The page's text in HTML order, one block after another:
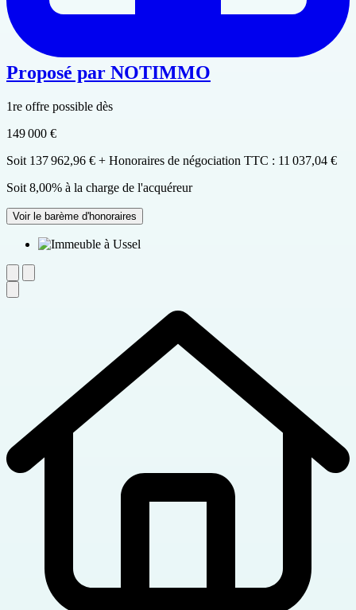
Proposé par NOTIMMO
1re offre possible dès
149 000 €
Soit 137 962,96 € + Honoraires de négociation TTC : 11 037,04 €
Soit 8,00% à la charge de l'acquéreur
Voir le barème d'honoraires